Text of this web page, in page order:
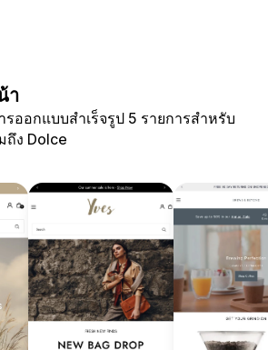
า
ออกแบบสำเร็จรูป 5 รายการสำหรับ
ง Dolce